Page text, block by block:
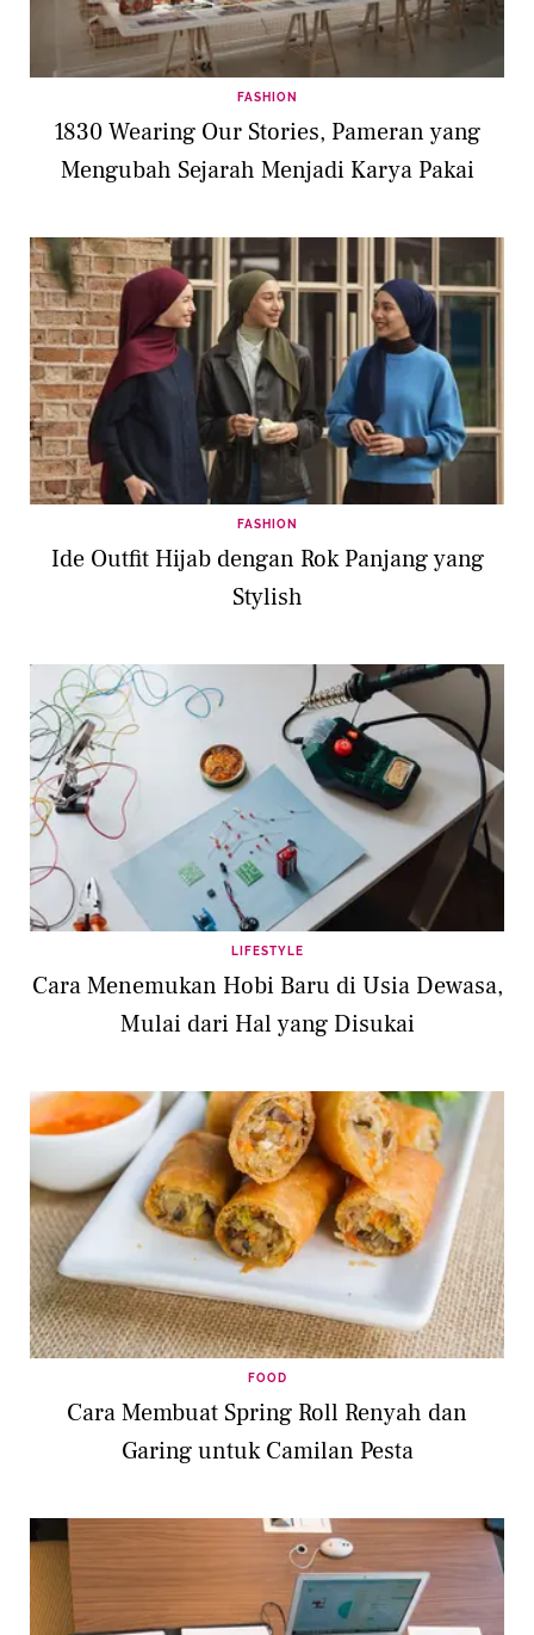
FASHION
1830 Wearing Our Stories, Pameran yang
Mengubah Sejarah Menjadi Karya Pakai
FASHION
Ide Outfit Hijab dengan Rok Panjang yang
Stylish
LIFESTYLE
Cara Menemukan Hobi Baru di Usia Dewasa,
Mulai dari Hal yang Disukai
FOOD
Cara Membuat Spring Roll Renyah dan
Garing untuk Camilan Pesta